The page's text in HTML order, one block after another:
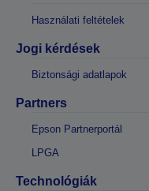
Használati feltételek
Jogi kérdések
Biztonsági adatlapok
Partners
Epson Partnerportál
LPGA
Technológiák